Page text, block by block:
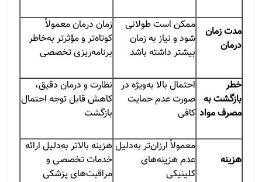
مدت زمان
درمان
ممکن است طولانی
شود و نیاز به زمان
بیشتر داشته باشد
زمان درمان معمولاً
کوتاه‌تر و مؤثرتر به‌خاطر
برنامه‌ریزی تخصصی
خطر
بازگشت به
مصرف مواد
احتمال بالا به‌ویژه در
صورت عدم حمایت
کافی
نظارت و درمان دقیق،
کاهش قابل توجه احتمال
بازگشت
هزینه
معمولاً ارزان‌تر به‌دلیل
عدم هزینه‌های
کلینیکی
هزینه بالاتر به‌دلیل ارائه
خدمات تخصصی و
مراقبت‌های پزشکی